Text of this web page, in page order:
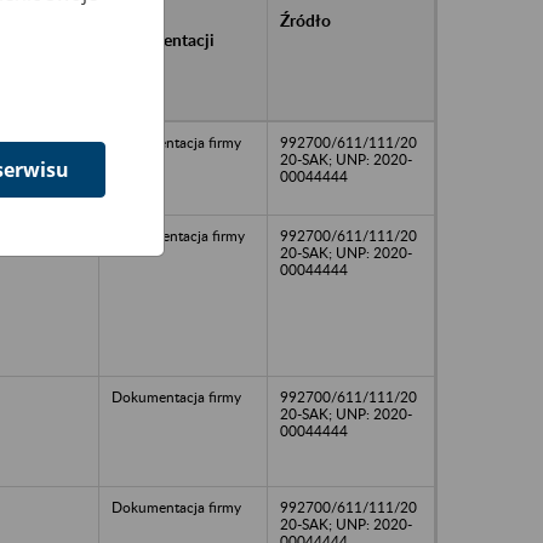
dokumentacji
Źródło
Dokumentacja firmy
992700/611/111/20
20-SAK; UNP: 2020-
00044444
DOkumentacja firmy
992700/611/111/20
20-SAK; UNP: 2020-
00044444
Dokumentacja firmy
992700/611/111/20
20-SAK; UNP: 2020-
00044444
Dokumentacja firmy
992700/611/111/20
20-SAK; UNP: 2020-